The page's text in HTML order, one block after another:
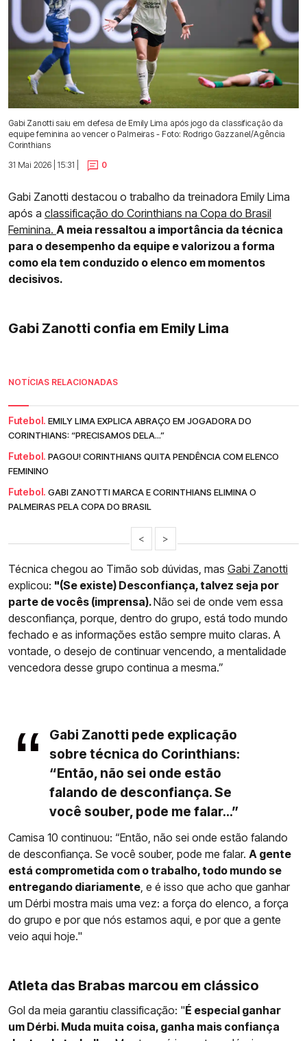
Gabi Zanotti saiu em defesa de Emily Lima após jogo da classificação da
equipe feminina ao vencer o Palmeiras - Foto: Rodrigo Gazzanel/Agência
Corinthians
31 Mai 2026 | 15:31 |
0
Gabi Zanotti destacou o trabalho da treinadora Emily Lima
após a classificação do Corinthians na Copa do Brasil
Feminina. A meia ressaltou a importância da técnica
para o desempenho da equipe e valorizou a forma
como ela tem conduzido o elenco em momentos
decisivos.
Gabi Zanotti confia em Emily Lima
NOTÍCIAS RELACIONADAS
Futebol. EMILY LIMA EXPLICA ABRAÇO EM JOGADORA DO
CORINTHIANS: “PRECISAMOS DELA...”
Futebol. PAGOU! CORINTHIANS QUITA PENDÊNCIA COM ELENCO
FEMININO
Futebol. GABI ZANOTTI MARCA E CORINTHIANS ELIMINA O
PALMEIRAS PELA COPA DO BRASIL
< >
Técnica chegou ao Timão sob dúvidas, mas Gabi Zanotti
explicou: "(Se existe) Desconfiança, talvez seja por
parte de vocês (imprensa).Não sei de onde vem essa
desconfiança, porque, dentro do grupo, está todo mundo
fechado e as informações estão sempre muito claras. A
vontade, o desejo de continuar vencendo, a mentalidade
vencedora desse grupo continua a mesma.”
Gabi Zanotti pede explicação
sobre técnica do Corinthians:
“Então, não sei onde estão
falando de desconfiança. Se
você souber, pode me falar...”
Camisa 10 continuou: “Então, não sei onde estão falando
de desconfiança. Se você souber, pode me falar. A gente
está comprometida com o trabalho, todo mundo se
entregando diariamente, e é isso que acho que ganhar
um Dérbi mostra mais uma vez: a força do elenco, a força
do grupo e por que nós estamos aqui, e por que a gente
veio aqui hoje."
Atleta das Brabas marcou em clássico
Gol da meia garantiu classificação: "É especial ganhar
um Dérbi. Muda muita coisa, ganha mais confiança